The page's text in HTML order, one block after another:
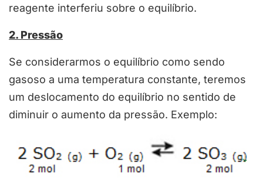
reagente interferiu sobre o equilíbrio.
2. Pressão
Se considerarmos o equilíbrio como sendo
gasoso a uma temperatura constante, teremos
um deslocamento do equilíbrio no sentido de
diminuir o aumento da pressão. Exemplo: